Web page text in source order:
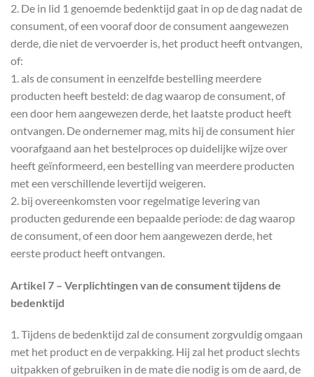
2. De in lid 1 genoemde bedenktijd gaat in op de dag nadat de
consument, of een vooraf door de consument aangewezen
derde, die niet de vervoerder is, het product heeft ontvangen,
of:
1. als de consument in eenzelfde bestelling meerdere
producten heeft besteld: de dag waarop de consument, of
een door hem aangewezen derde, het laatste product heeft
ontvangen. De ondernemer mag, mits hij de consument hier
voorafgaand aan het bestelproces op duidelijke wijze over
heeft geïnformeerd, een bestelling van meerdere producten
met een verschillende levertijd weigeren.
2. bij overeenkomsten voor regelmatige levering van
producten gedurende een bepaalde periode: de dag waarop
de consument, of een door hem aangewezen derde, het
eerste product heeft ontvangen.
Artikel 7 – Verplichtingen van de consument tijdens de
bedenktijd
1. Tijdens de bedenktijd zal de consument zorgvuldig omgaan
met het product en de verpakking. Hij zal het product slechts
uitpakken of gebruiken in de mate die nodig is om de aard, de